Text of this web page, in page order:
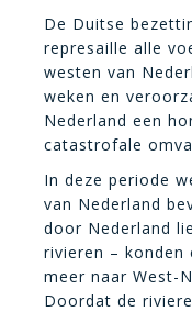
De Duitse
represaille alle
westen van
weken en
Nederland een
catastrofale
In deze periode
van Nederland
door Nederland
rivieren – konden
meer naar West-
Doordat de